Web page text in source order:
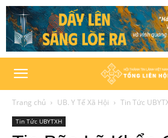
Trang chủ UB. Y Tế Xã Hội Tin Tức
Tin Tức UBYTXH